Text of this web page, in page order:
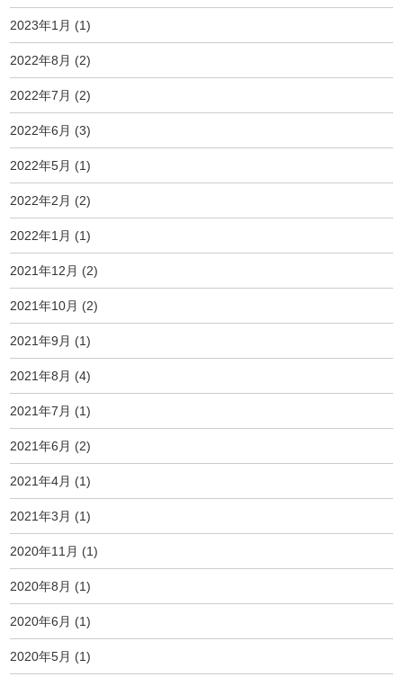
2023年1月 (1)
2022年8月 (2)
2022年7月 (2)
2022年6月 (3)
2022年5月 (1)
2022年2月 (2)
2022年1月 (1)
2021年12月 (2)
2021年10月 (2)
2021年9月 (1)
2021年8月 (4)
2021年7月 (1)
2021年6月 (2)
2021年4月 (1)
2021年3月 (1)
2020年11月 (1)
2020年8月 (1)
2020年6月 (1)
2020年5月 (1)